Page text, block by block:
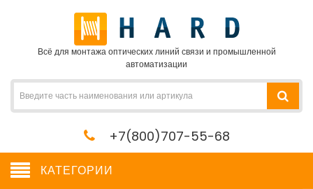
Всё для монтажа оптических линий связи и промышленной
автоматизации
+7(800)707-55-68
КАТЕГОРИИ